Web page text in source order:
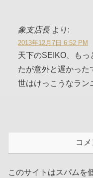
象支店長 より:
2013年12月7日 6:52 PM
天下のSEIKO、もっ
たが意外と遅かった
世はけっこうなラン
コ
このサイトはスパムを